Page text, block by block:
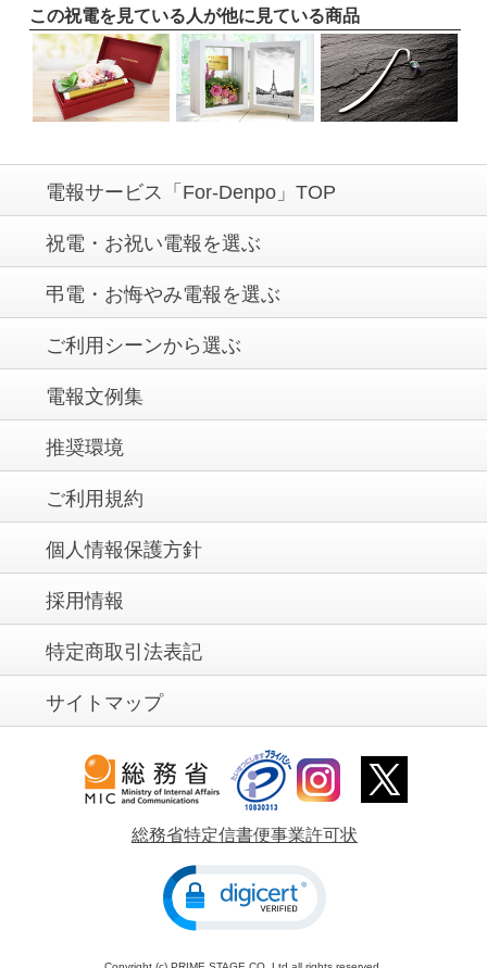
この祝電を見ている人が他に見ている商品
電報サービス「For-Denpo」TOP
祝電・お祝い電報を選ぶ
弔電・お悔やみ電報を選ぶ
ご利用シーンから選ぶ
電報文例集
推奨環境
ご利用規約
個人情報保護方針
採用情報
特定商取引法表記
サイトマップ
総務省特定信書便事業許可状